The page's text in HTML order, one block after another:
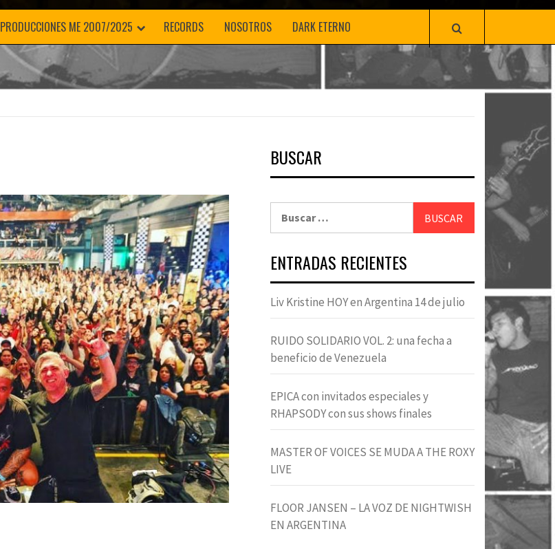
💀
PRODUCCIONES ME 2007/2025 RECORDS NOSOTROS DARK ETERNO
BUSCAR
ENTRADAS RECIENTES
Liv Kristine HOY en Argentina 14 de julio
RUIDO SOLIDARIO VOL. 2: una fecha a
beneficio de Venezuela
EPICA con invitados especiales y
RHAPSODY con sus shows finales
MASTER OF VOICES SE MUDA A THE ROXY
LIVE
FLOOR JANSEN – LA VOZ DE NIGHTWISH
EN ARGENTINA